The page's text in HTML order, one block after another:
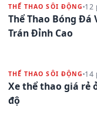
THỂ THAO SÔI ĐỘNG 12
Thể Thao Bóng Đá
Trán Đỉnh Cao
THỂ THAO SÔI ĐỘNG 14
Xe thể thao giá rẻ
độ